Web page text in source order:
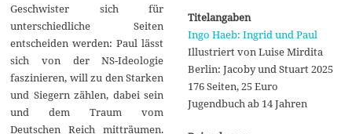
Geschwister sich für
unterschiedliche Seiten
entscheiden werden: Paul lässt
sich von der NS-Ideologie
faszinieren, will zu den Starken
und Siegern zählen, dabei sein
und dem Traum vom
Deutschen Reich mitträumen.
Titelangaben
Ingo Haeb: Ingrid und Paul
Illustriert von Luise Mirdita
Berlin: Jacoby und Stuart 2025
176 Seiten, 25 Euro
Jugendbuch ab 14 Jahren